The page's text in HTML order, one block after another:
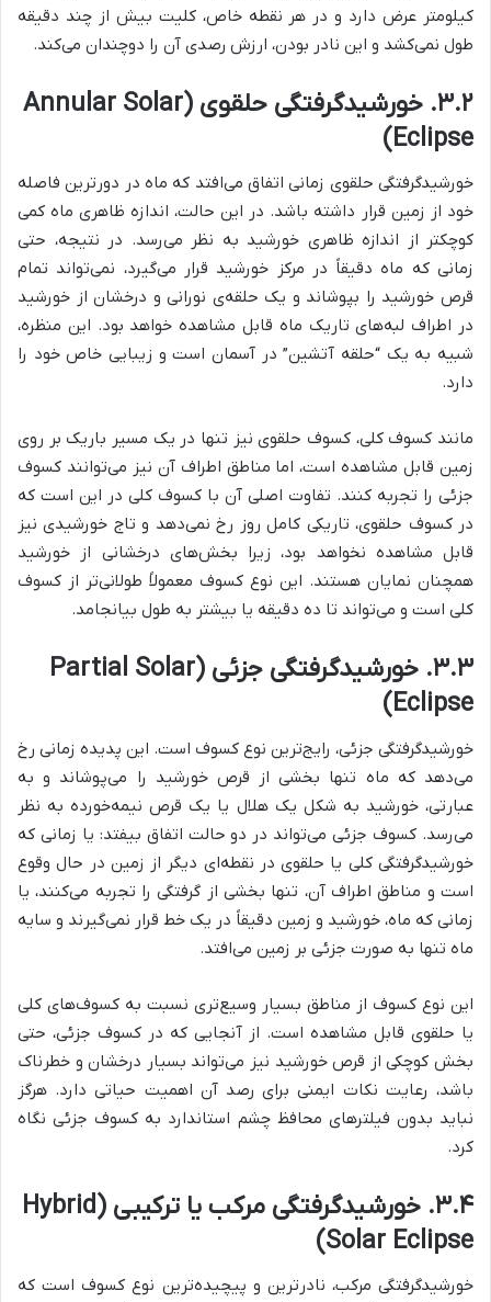
کیلومتر عرض دارد و در هر نقطه خاص، کلیت بیش از چند دقیقه
طول نمی‌کشد و این نادر بودن، ارزش رصدی آن را دوچندان می‌کند.
۳.۲. خورشیدگرفتگی حلقوی (Annular Solar
Eclipse)
خورشیدگرفتگی حلقوی زمانی اتفاق می‌افتد که ماه در دورترین فاصله
خود از زمین قرار داشته باشد. در این حالت، اندازه ظاهری ماه کمی
کوچکتر از اندازه ظاهری خورشید به نظر می‌رسد. در نتیجه، حتی
زمانی که ماه دقیقاً در مرکز خورشید قرار می‌گیرد، نمی‌تواند تمام
قرص خورشید را بپوشاند و یک حلقه‌ی نورانی و درخشان از خورشید
در اطراف لبه‌های تاریک ماه قابل مشاهده خواهد بود. این منظره،
شبیه به یک “حلقه آتشین” در آسمان است و زیبایی خاص خود را
دارد.
مانند کسوف کلی، کسوف حلقوی نیز تنها در یک مسیر باریک بر روی
زمین قابل مشاهده است، اما مناطق اطراف آن نیز می‌توانند کسوف
جزئی را تجربه کنند. تفاوت اصلی آن با کسوف کلی در این است که
در کسوف حلقوی، تاریکی کامل روز رخ نمی‌دهد و تاج خورشیدی نیز
قابل مشاهده نخواهد بود، زیرا بخش‌های درخشانی از خورشید
همچنان نمایان هستند. این نوع کسوف معمولاً طولانی‌تر از کسوف
کلی است و می‌تواند تا ده دقیقه یا بیشتر به طول بیانجامد.
۳.۳. خورشیدگرفتگی جزئی (Partial Solar
Eclipse)
خورشیدگرفتگی جزئی، رایج‌ترین نوع کسوف است. این پدیده زمانی رخ
می‌دهد که ماه تنها بخشی از قرص خورشید را می‌پوشاند و به
عبارتی، خورشید به شکل یک هلال یا یک قرص نیمه‌خورده به نظر
می‌رسد. کسوف جزئی می‌تواند در دو حالت اتفاق بیفتد: یا زمانی که
خورشیدگرفتگی کلی یا حلقوی در نقطه‌ای دیگر از زمین در حال وقوع
است و مناطق اطراف آن، تنها بخشی از گرفتگی را تجربه می‌کنند، یا
زمانی که ماه، خورشید و زمین دقیقاً در یک خط قرار نمی‌گیرند و سایه
ماه تنها به صورت جزئی بر زمین می‌افتد.
این نوع کسوف از مناطق بسیار وسیع‌تری نسبت به کسوف‌های کلی
یا حلقوی قابل مشاهده است. از آنجایی که در کسوف جزئی، حتی
بخش کوچکی از قرص خورشید نیز می‌تواند بسیار درخشان و خطرناک
باشد، رعایت نکات ایمنی برای رصد آن اهمیت حیاتی دارد. هرگز
نباید بدون فیلترهای محافظ چشم استاندارد به کسوف جزئی نگاه
کرد.
۳.۴. خورشیدگرفتگی مرکب یا ترکیبی (Hybrid
Solar Eclipse)
خورشیدگرفتگی مرکب، نادرترین و پیچیده‌ترین نوع کسوف است که